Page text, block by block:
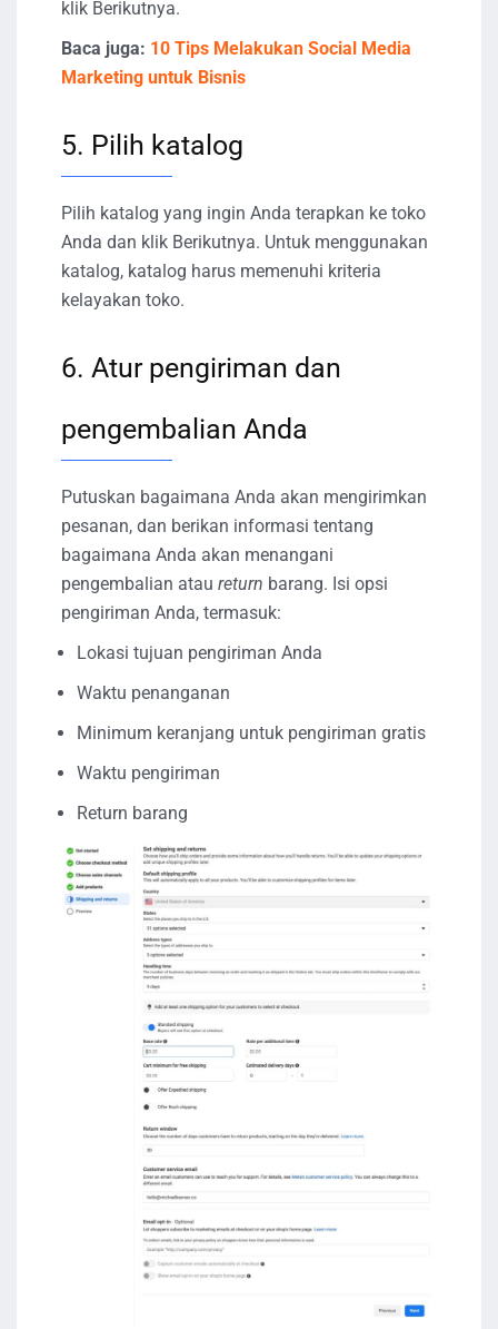
klik Berikutnya.
Baca juga: 10 Tips Melakukan Social Media
Marketing untuk Bisnis
5. Pilih katalog
Pilih katalog yang ingin Anda terapkan ke toko
Anda dan klik Berikutnya. Untuk menggunakan
katalog, katalog harus memenuhi kriteria
kelayakan toko.
6. Atur pengiriman dan
pengembalian Anda
Putuskan bagaimana Anda akan mengirimkan
pesanan, dan berikan informasi tentang
bagaimana Anda akan menangani
pengembalian atau return barang. Isi opsi
pengiriman Anda, termasuk:
Lokasi tujuan pengiriman Anda
Waktu penanganan
Minimum keranjang untuk pengiriman gratis
Waktu pengiriman
Return barang